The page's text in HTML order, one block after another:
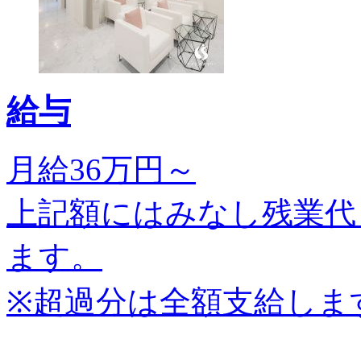
給与
月給36万円～
上記額にはみなし残業
ます。
※超過分は全額支給しま